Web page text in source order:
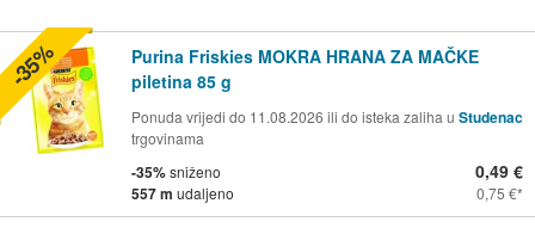
Purina Friskies MOKRA HRANA ZA MAČKE
piletina 85 g
Ponuda vrijedi do 11.08.2026 ili do isteka zaliha u Studenac
trgovinama
-35%sniženo
557 m udaljeno
0,49 €
0,75 €
-35%